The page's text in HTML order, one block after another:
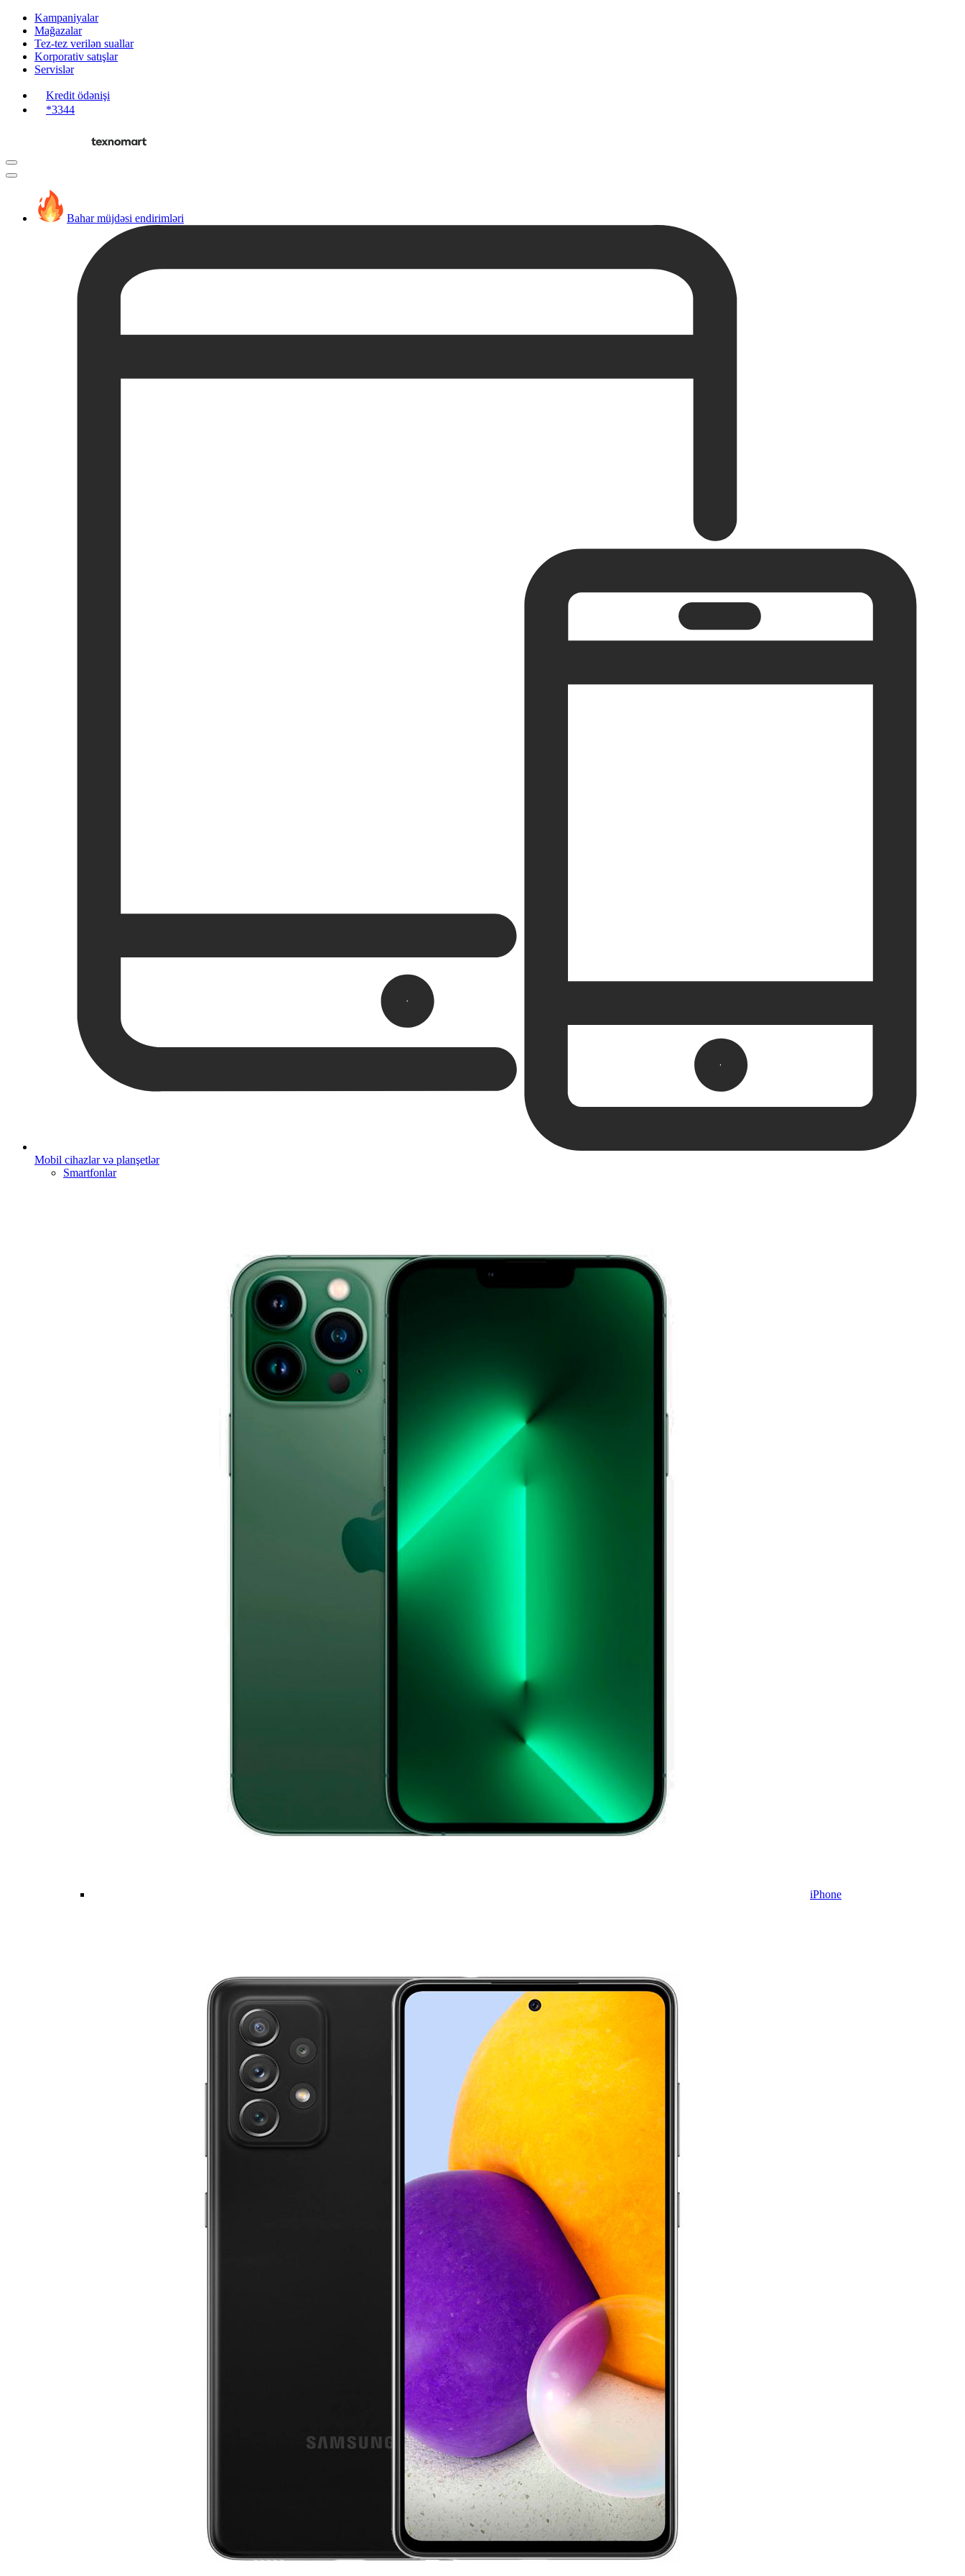
Kampaniyalar
Mağazalar
Tez-tez verilən suallar
Korporativ satışlar
Servislər
Kredit ödənişi
*3344
Bahar müjdəsi endirimləri
Mobil cihazlar və planşetlər
Smartfonlar
iPhone